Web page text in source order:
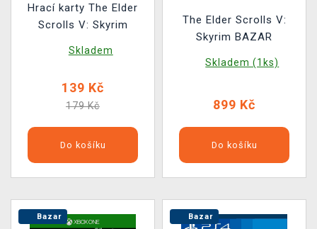
Hrací karty The Elder
Scrolls V: Skyrim
Skladem
139 Kč
179 Kč
Do košíku
The Elder Scrolls V:
Skyrim BAZAR
Skladem (1ks)
899 Kč
Do košíku
Bazar Bazar